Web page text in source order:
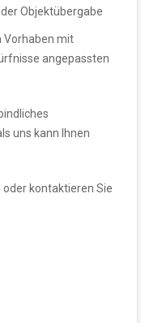
Objektübergabe
Vorhaben mit
angepassten
uns kann Ihnen
oder kontaktieren Sie